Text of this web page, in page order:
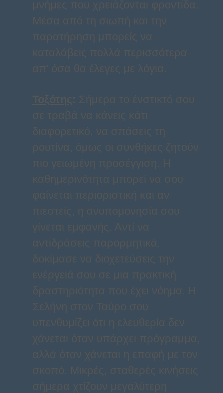
μνήμες που χρειάζονται φροντίδα.
Μέσα από τη σιωπή και την
παρατήρηση μπορείς να
καταλάβεις πολλά περισσότερα
απ’ όσα θα έλεγες με λόγια.
Τοξότης: Σήμερα το ένστικτό σου
σε τραβά να κάνεις κάτι
διαφορετικό, να σπάσεις τη
ρουτίνα, όμως οι συνθήκες ζητούν
πιο γειωμένη προσέγγιση. Η
καθημερινότητα μπορεί να σου
φαίνεται περιοριστική και αν
πιεστείς, η ανυπομονησία σου
γίνεται εμφανής. Αντί να
αντιδράσεις παρορμητικά,
δοκίμασε να διοχετεύσεις την
ενέργειά σου σε μια πρακτική
δραστηριότητα που έχει νόημα. Η
Σελήνη στον Ταύρο σου
υπενθυμίζει ότι η ελευθερία δεν
χάνεται όταν υπάρχει πρόγραμμα,
αλλά όταν χάνεται η επαφή με τον
σκοπό. Μικρές, σταθερές κινήσεις
σήμερα χτίζουν μεγαλύτερη